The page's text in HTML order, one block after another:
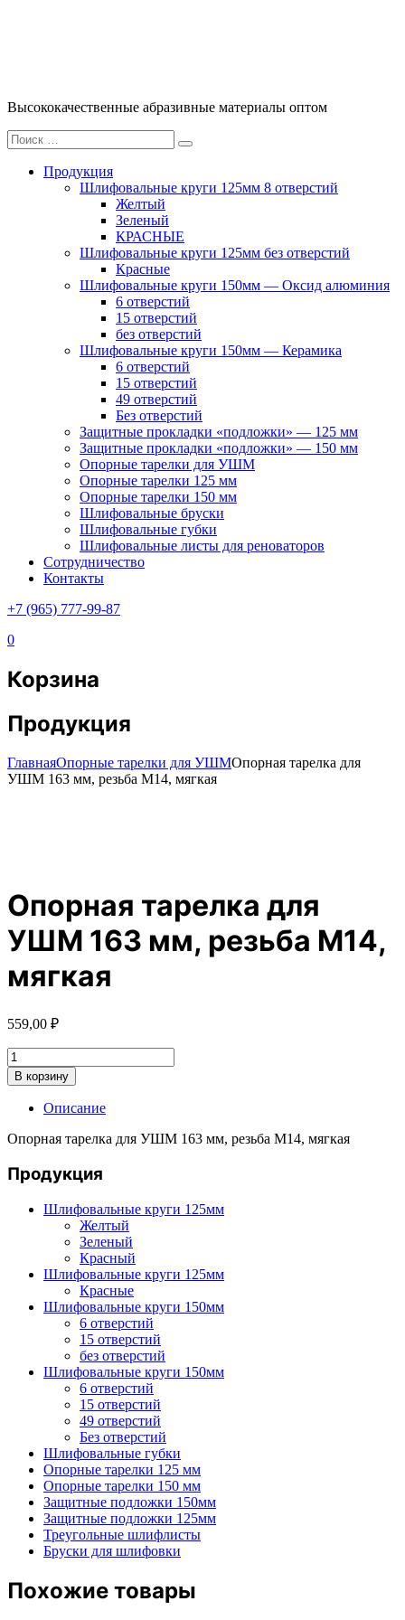
Высококачественные абразивные материалы оптом
Искать:
Поиск
Продукция
Шлифовальные круги 125мм 8 отверстий
Желтый
Зеленый
КРАСНЫЕ
Шлифовальные круги 125мм без отверстий
Красные
Шлифовальные круги 150мм — Оксид алюминия
6 отверстий
15 отверстий
без отверстий
Шлифовальные круги 150мм — Керамика
6 отверстий
15 отверстий
49 отверстий
Без отверстий
Защитные прокладки «подложки» — 125 мм
Защитные прокладки «подложки» — 150 мм
Опорные тарелки для УШМ
Опорные тарелки 125 мм
Опорные тарелки 150 мм
Шлифовальные бруски
Шлифовальные губки
Шлифовальные листы для реноваторов
Сотрудничество
Контакты
+7 (965) 777-99-87
0
Корзина
Продукция
ГлавнаяОпорные тарелки для УШМОпорная тарелка для
УШМ 163 мм, резьба М14, мягкая
Опорная тарелка для
УШМ 163 мм, резьба М14,
мягкая
559,00 ₽
Количество
товара
Опорная
тарелка
УШМ
мм,
резьба
мягкая
В корзину
Описание
Опорная тарелка для УШМ 163 мм, резьба М14, мягкая
Продукция
Шлифовальные круги 125мм
Желтый
Зеленый
Красный
Шлифовальные круги 125мм
Красные
Шлифовальные круги 150мм
6 отверстий
15 отверстий
без отверстий
Шлифовальные круги 150мм
6 отверстий
15 отверстий
49 отверстий
Без отверстий
Шлифовальные губки
Опорные тарелки 125 мм
Опорные тарелки 150 мм
Защитные подложки 150мм
Защитные подложки 125мм
Треугольные шлифлисты
Бруски для шлифовки
Похожие товары